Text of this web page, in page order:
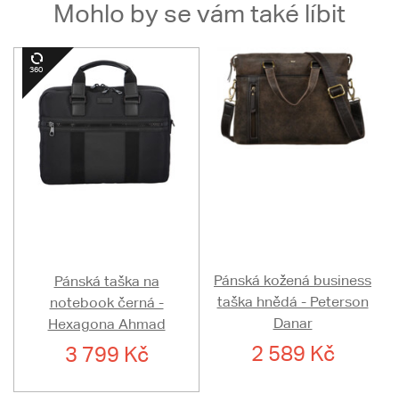
Mohlo by se vám také líbit
Pánská taška na
notebook černá -
Hexagona Ahmad
3 799 Kč
Pánská kožená business
taška hnědá - Peterson
Danar
2 589 Kč